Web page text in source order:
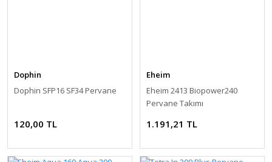
Dophin
Dophin SFP16 SF34 Pervane
120,00 TL
Eheim
Eheim 2413 Biopower240
Pervane Takımı
1.191,21 TL